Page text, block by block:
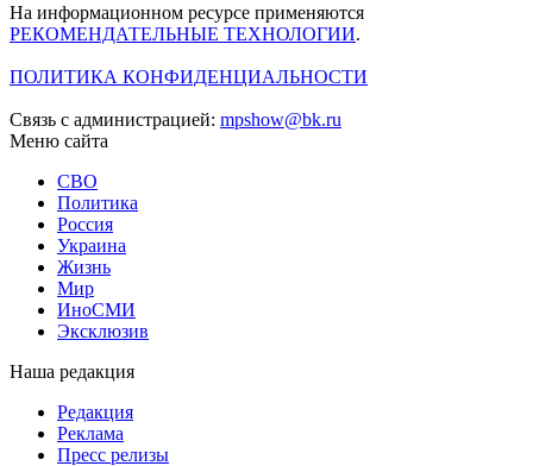
На информационном ресурсе применяются
РЕКОМЕНДАТЕЛЬНЫЕ ТЕХНОЛОГИИ.
ПОЛИТИКА КОНФИДЕНЦИАЛЬНОСТИ
Связь с администрацией: mpshow@bk.ru
Меню сайта
СВО
Политика
Россия
Украина
Жизнь
Мир
ИноСМИ
Эксклюзив
Наша редакция
Редакция
Реклама
Пресс релизы